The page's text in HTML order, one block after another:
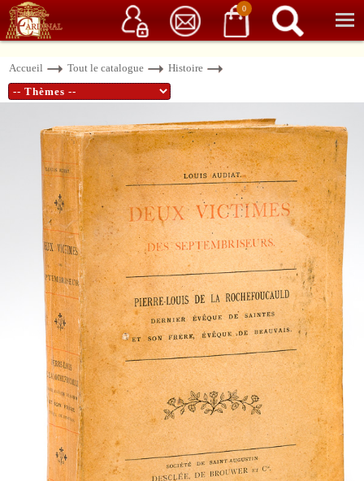
0
Service client 06 15 37 15 37 Librairie de livres anciens & rares
Accueil Tout le catalogue Histoire